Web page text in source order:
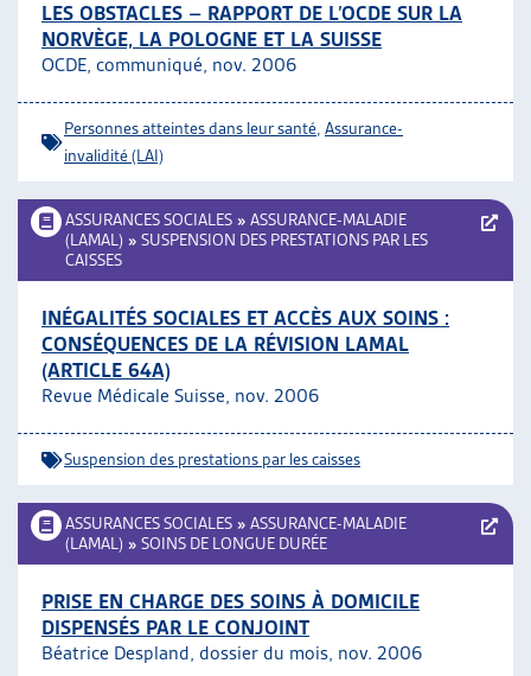
LES OBSTACLES – RAPPORT DE L’OCDE SUR LA
NORVÈGE, LA POLOGNE ET LA SUISSE
OCDE, communiqué, nov. 2006
Personnes atteintes dans leur santé Assurance-
invalidité (LAI)
ASSURANCES SOCIALES » ASSURANCE-MALADIE
(LAMAL) » SUSPENSION DES PRESTATIONS PAR LES
CAISSES
INÉGALITÉS SOCIALES ET ACCÈS AUX SOINS :
CONSÉQUENCES DE LA RÉVISION LAMAL
(ARTICLE 64A)
Revue Médicale Suisse, nov. 2006
Suspension des prestations par les caisses
ASSURANCES SOCIALES » ASSURANCE-MALADIE
(LAMAL) » SOINS DE LONGUE DURÉE
PRISE EN CHARGE DES SOINS À DOMICILE
DISPENSÉS PAR LE CONJOINT
Béatrice Despland, dossier du mois, nov. 2006